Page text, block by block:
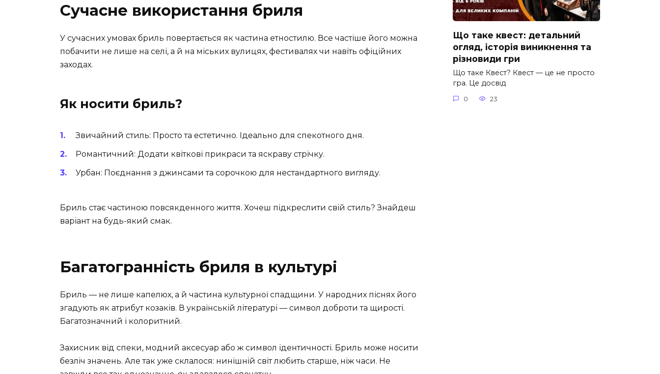
Сучасне використання бриля
У сучасних умовах бриль повертається як частина етностилю. Все частіше його можна
побачити не лише на селі, а й на міських вулицях, фестивалях чи навіть офіційних
заходах.
Як носити бриль?
Звичайний стиль: Просто та естетично. Ідеально для спекотного дня.
Романтичний: Додати квіткові прикраси та яскраву стрічку.
Урбан: Поєднання з джинсами та сорочкою для нестандартного вигляду.
Бриль стає частиною повсякденного життя. Хочеш підкреслити свій стиль? Знайдеш
варіант на будь-який смак.
Багатогранність бриля в культурі
Бриль — не лише капелюх, а й частина культурної спадщини. У народних піснях його
згадують як атрибут козаків. В українській літературі — символ доброти та щирості.
Багатозначний і колоритний.
Захисник від спеки, модний аксесуар або ж символ ідентичності. Бриль може носити
безліч значень. Але так уже склалося: нинішній світ любить старше, ніж часи. Не
Що таке квест: детальний
огляд, історія виникнення та
різновиди гри
Що таке Квест? Квест — це не просто
гра. Це досвід
0 23